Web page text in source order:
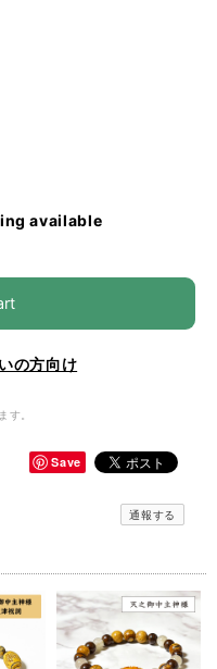
available
の方向け
す。
Save
通報する